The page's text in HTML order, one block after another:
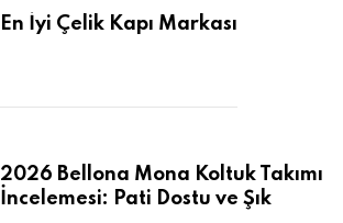
En İyi Çelik Kapı Markası
2026 Bellona Mona Koltuk Takımı
İncelemesi: Pati Dostu ve Şık